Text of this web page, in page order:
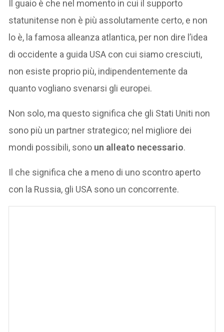
Il guaio è che nel momento in cui il supporto
statunitense non è più assolutamente certo, e non
lo è, la famosa alleanza atlantica, per non dire l’idea
di occidente a guida USA con cui siamo cresciuti,
non esiste proprio più, indipendentemente da
quanto vogliano svenarsi gli europei.
Non solo, ma questo significa che gli Stati Uniti non
sono più un partner strategico; nel migliore dei
mondi possibili, sono un alleato necessario.
Il che significa che a meno di uno scontro aperto
con la Russia, gli USA sono un concorrente.